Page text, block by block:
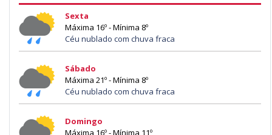
Sexta
Máxima 16º - Mínima 8º
Céu nublado com chuva fraca
Sábado
Máxima 21º - Mínima 8º
Céu nublado com chuva fraca
Domingo
Máxima 16º - Mínima 11º